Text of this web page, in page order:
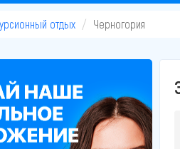
отдых Черногория